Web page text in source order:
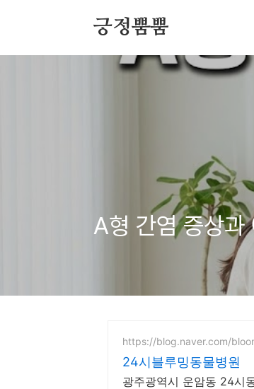
긍정뿜뿜
A형 간염 증상과
https://blog.naver.com/
24시블루밍동물병원
광주광역시 운암동 24시